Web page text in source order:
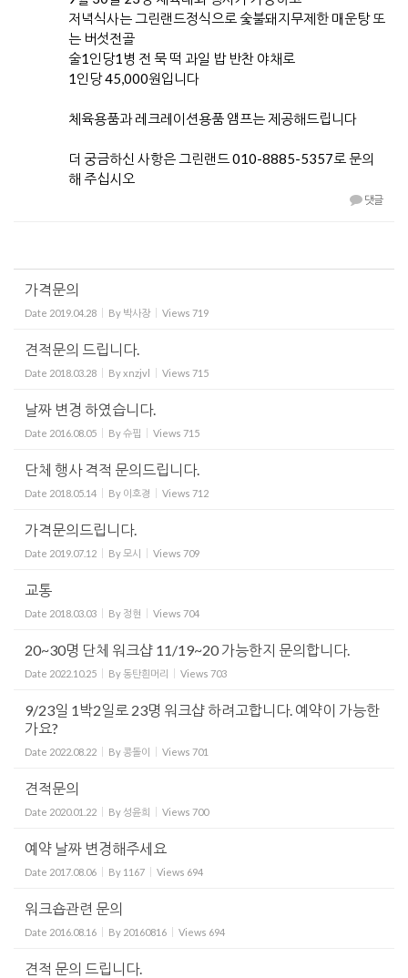
저녁식사는 그린랜드정식으로 숯불돼지무제한 매운탕 또
는 버섯전골
술1인당1병 전 묵 떡 과일 밥 반찬 야채로
1인당 45,000원입니다
체육용품과 레크레이션용품 앰프는 제공해드립니다
더 궁금하신 사항은 그린랜드 010-8885-5357로 문의
해 주십시오
댓글
가격문의
Date 2019.04.28 By 박사장 Views 719
견적문의 드립니다.
Date 2018.03.28 Byxnzjvl Views 715
날짜 변경 하였습니다.
Date 2016.08.05 By슈핍 Views 715
단체 행사 격적 문의드립니다.
Date 2018.05.14 By 이호경 Views 712
가격문의드립니다.
Date 2019.07.12 By 모시 Views 709
교통
Date 2018.03.03 By 정현 Views 704
20~30명 단체 워크샵 11/19~20 가능한지 문의합니다.
Date 2022.10.25 By동탄흰머리 Views 703
9/23일 1박2일로 23명 워크샵 하려고합니다. 예약이 가능한
가요?
Date 2022.08.22 By콩돌이 Views 701
견적문의
Date 2020.01.22 By 성윤희 Views 700
예약 날짜 변경해주세요
Date 2017.08.06 By 1167 Views 694
워크숍관련 문의
Date 2016.08.16 By 20160816 Views 694
견적 문의 드립니다.